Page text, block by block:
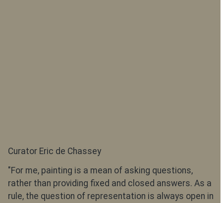
Curator Eric de Chassey
"For me, painting is a mean of asking questions,
rather than providing fixed and closed answers. As a
rule, the question of representation is always open in